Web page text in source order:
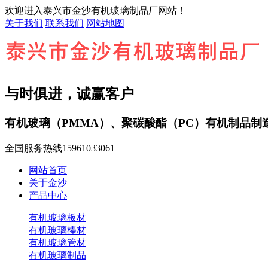
欢迎进入泰兴市金沙有机玻璃制品厂网站！
关于我们 联系我们 网站地图
与时俱进，诚赢客户
有机玻璃（PMMA）、聚碳酸酯（PC）有机制品制
全国服务热线15961033061
网站首页
关于金沙
产品中心
有机玻璃板材
有机玻璃棒材
有机玻璃管材
有机玻璃制品